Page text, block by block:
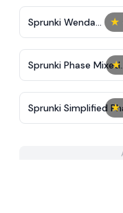
★
Sprunki Wenda
Treatment Phase 40
★
Sprunki Phase Mixed
Playground - Create
Sprunki
★
Sprunki Simplified
2 All Character